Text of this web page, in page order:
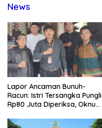
News
Lapor Ancaman Bunuh-
Racun: Istri Tersangka Pungli
Rp80 Juta Diperiksa, Oknum
Disdagperin